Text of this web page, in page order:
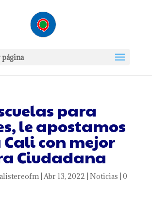
para
le apostamos
con mejor
Ciudadana
| Abr 13, 2022 Noticias 0